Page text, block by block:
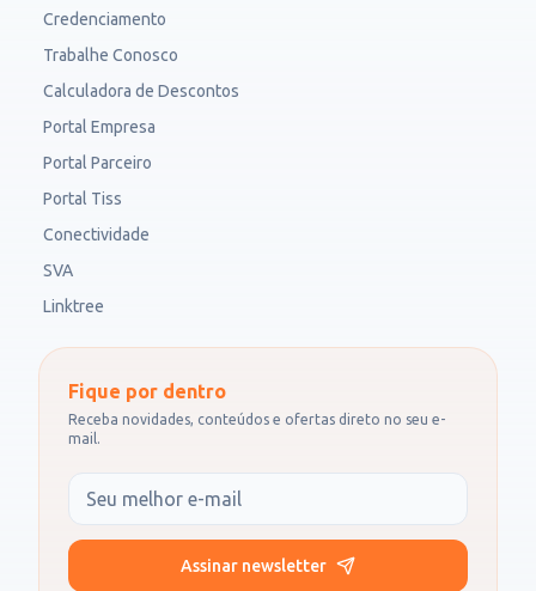
Credenciamento
Trabalhe Conosco
Calculadora de Descontos
Portal Empresa
Portal Parceiro
Portal Tiss
Conectividade
SVA
Linktree
Fique por dentro
Receba novidades, conteúdos e ofertas direto no seu e-
mail.
Seu e-mail
Assinar newsletter